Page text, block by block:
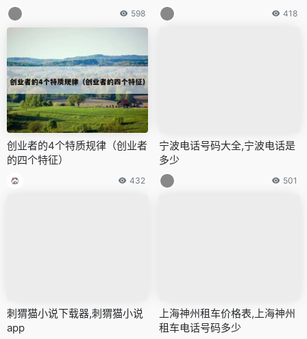
598 418
创业者的4个特质规律（创业者
的四个特征）
432
宁波电话号码大全,宁波电话是
多少
501
刺猬猫小说下载器,刺猬猫小说
app
上海神州租车价格表,上海神州
租车电话号码多少